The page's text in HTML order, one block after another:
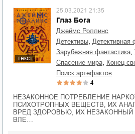
текст
Глаз Бога
25.03.2021 21:35
Джеймс Роллинс
детективы
зарубежная фантастика
спасение мира конец
поиск артефактов
4
НЕЗАКОННОЕ ПОТРЕБЛЕНИЕ
ПСИХОТРОПНЫХ ВЕЩЕСТВ, ИХ
ВРЕД ЗДОРОВЬЮ, ИХ
ВЛЕ…